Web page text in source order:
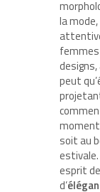
la
femmes
peut
soit au
esprit de
d’